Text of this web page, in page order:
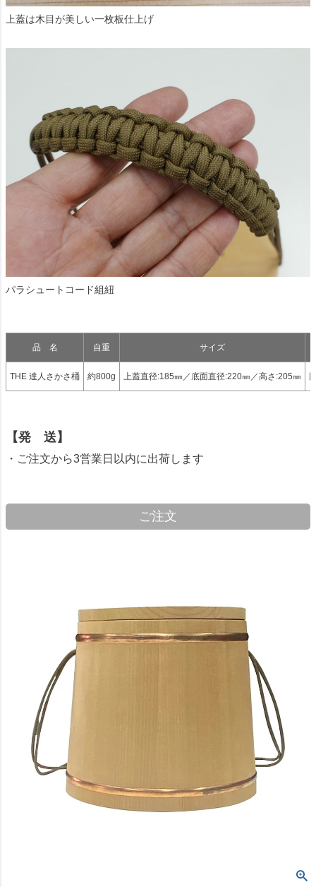
上蓋は木目が美しい一枚板仕上げ
パラシュートコード組紐
品 名 自重 サイズ
THE 達人さかさ桶 約800g 上蓋直径:185㎜／底面直径:220㎜／高さ:205㎜
【発 送】
・ご注文から3営業日以内に出荷します
ご注文